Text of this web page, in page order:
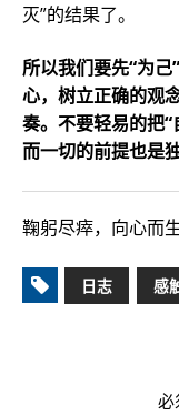
灭”的结果了。
所以我们要先“为
心，树立正确的观
奏。不要轻易的把“
而一切的前提也是独
鞠躬尽瘁，向心而
日志 感
必